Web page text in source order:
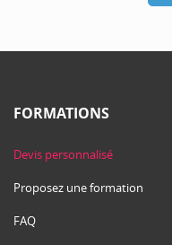
FORMATIONS
Devis personnalisé
Proposez une formation
FAQ